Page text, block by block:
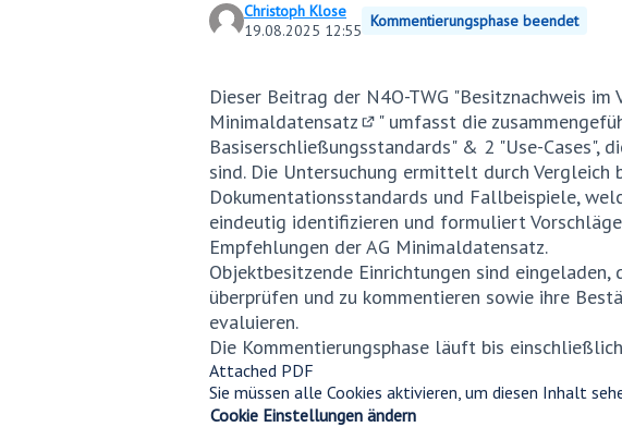
Christoph Klose
19.08.2025 12:55 Kommentierungsphase beendet
Dieser Beitrag der N4O-TWG "Besitznachweis
Minimaldatensatz
(Externer Link)
" umfasst die
Basiserschließungsstandards" & 2 "Use-Cases",
sind. Die Untersuchung ermittelt durch Vergleich
Dokumentationsstandards und Fallbeispiele,
eindeutig identifizieren und formuliert
Empfehlungen der AG Minimaldatensatz.
Objektbesitzende Einrichtungen sind
überprüfen und zu kommentieren sowie ihre
evaluieren.
Die Kommentierungsphase läuft bis
Attached PDF
Sie müssen alle Cookies aktivieren, um diesen Inhalt
Cookie Einstellungen ändern